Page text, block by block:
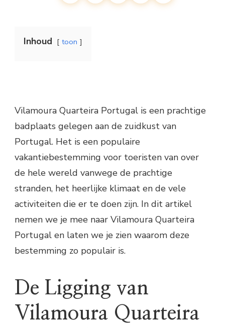
Inhoud toon
Vilamoura Quarteira Portugal is een prachtige
badplaats gelegen aan de zuidkust van
Portugal. Het is een populaire
vakantiebestemming voor toeristen van over
de hele wereld vanwege de prachtige
stranden, het heerlijke klimaat en de vele
activiteiten die er te doen zijn. In dit artikel
nemen we je mee naar Vilamoura Quarteira
Portugal en laten we je zien waarom deze
bestemming zo populair is.
De Ligging van
Vilamoura Quarteira